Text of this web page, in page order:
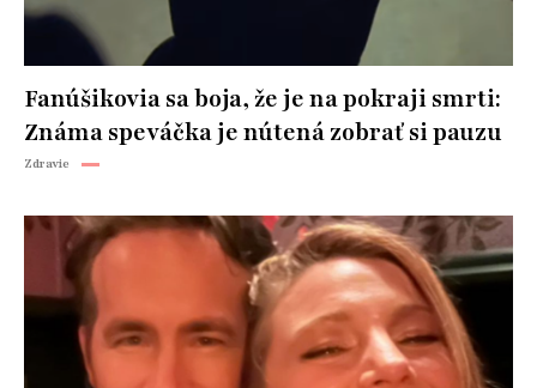
Fanúšikovia sa boja, že je na pokraji smrti:
Známa speváčka je nútená zobrať si pauzu
Zdravie